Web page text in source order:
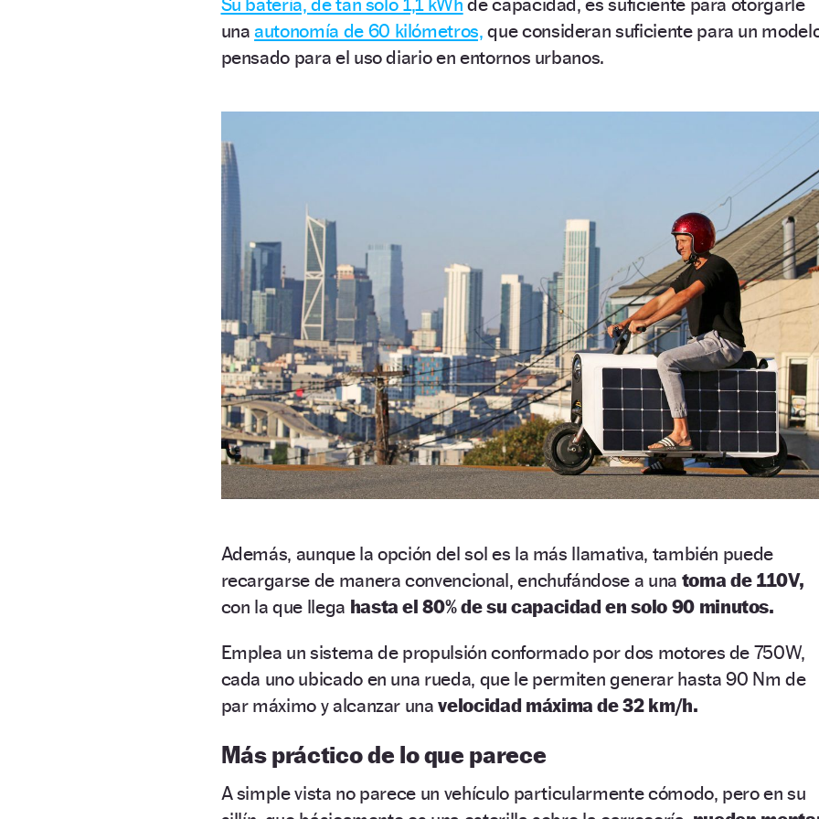
unaautonomía de 60 kilómetros, que consideran suficiente para un
pensado para el uso diario en entornos urbanos.
Además, aunque la opción del sol es la más llamativa, también puede
recargarse de manera convencional, enchufándose a una toma de 110V,
con la que llega hasta el 80% de su capacidad en solo 90 minutos.
Emplea un sistema de propulsión conformado por dos motores de 750W,
cada uno ubicado en una rueda, que le permiten generar hasta 90 Nm de
par máximo y alcanzar unavelocidad máxima de 32 km/h.
Más práctico de lo que parece
A simple vista no parece un vehículo particularmente cómodo, pero en su